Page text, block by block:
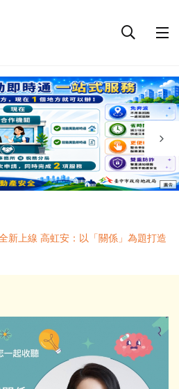
新上線 高虹安：以「關係」為題打造